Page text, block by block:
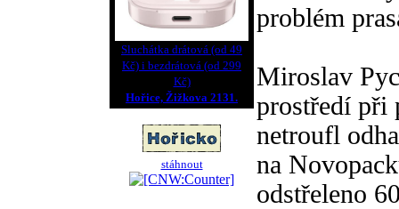
Sluchátka drátová (od 49
Kč) i bezdrátová (od 299
Kč)
Hořice, Žižkova 2131.
stáhnout
problém
Miroslav
prostředí při
netroufl
na
odstřeleno